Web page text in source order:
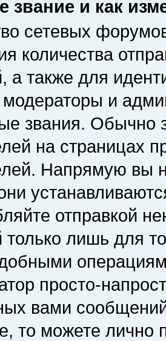
звание и как
сетевых
количества
а также для
и
звания. Обычно
на страницах
Напрямую вы
отправкой
лишь для
просто-
вами
то можете лично